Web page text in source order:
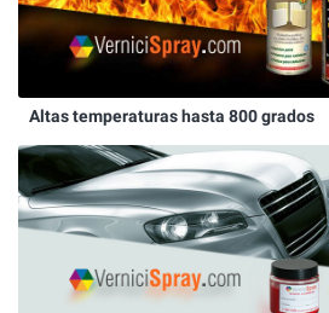
Altas temperaturas hasta 800 grados